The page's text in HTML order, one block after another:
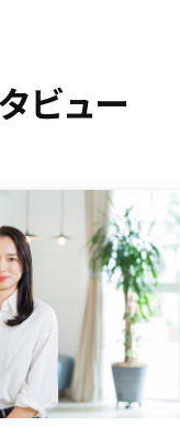
リが使い
らすと、
ビュー